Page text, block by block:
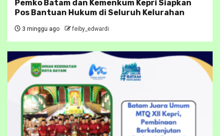
Pemko Batam dan Kemenkum Kepri Siapkan
Pos Bantuan Hukum di Seluruh Kelurahan
3 minggu ago feiby_edwardi